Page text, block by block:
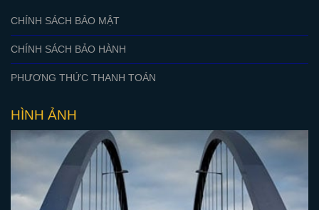
CHÍNH SÁCH BẢO MẬT
CHÍNH SÁCH BẢO HÀNH
PHƯƠNG THỨC THANH TOÁN
HÌNH ẢNH